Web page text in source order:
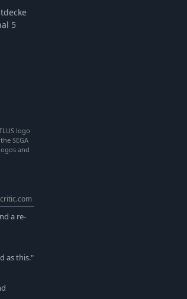
5
logo
SEGA
and
a re-
as this."